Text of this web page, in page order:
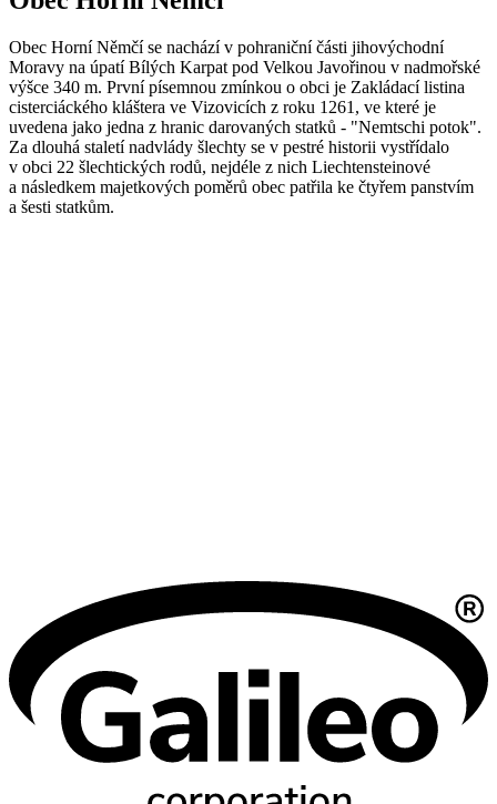
Obec Horní Němčí se nachází v pohraniční části jihovýchodní
Moravy na úpatí Bílých Karpat pod Velkou Javořinou v nadmořské
výšce 340 m. První písemnou zmínkou o obci je Zakládací listina
cisterciáckého kláštera ve Vizovicích z roku 1261, ve které je
uvedena jako jedna z hranic darovaných statků - "Nemtschi potok".
Za dlouhá staletí nadvlády šlechty se v pestré historii vystřídalo
v obci 22 šlechtických rodů, nejdéle z nich Liechtensteinové
a následkem majetkových poměrů obec patřila ke čtyřem panstvím
a šesti statkům.